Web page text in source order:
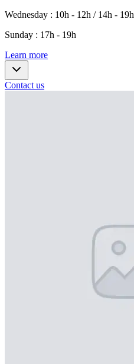
Wednesday : 10h - 12h / 14h - 19h
Sunday : 17h - 19h
Learn more
Contact us